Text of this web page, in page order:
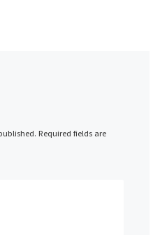
Required fields are